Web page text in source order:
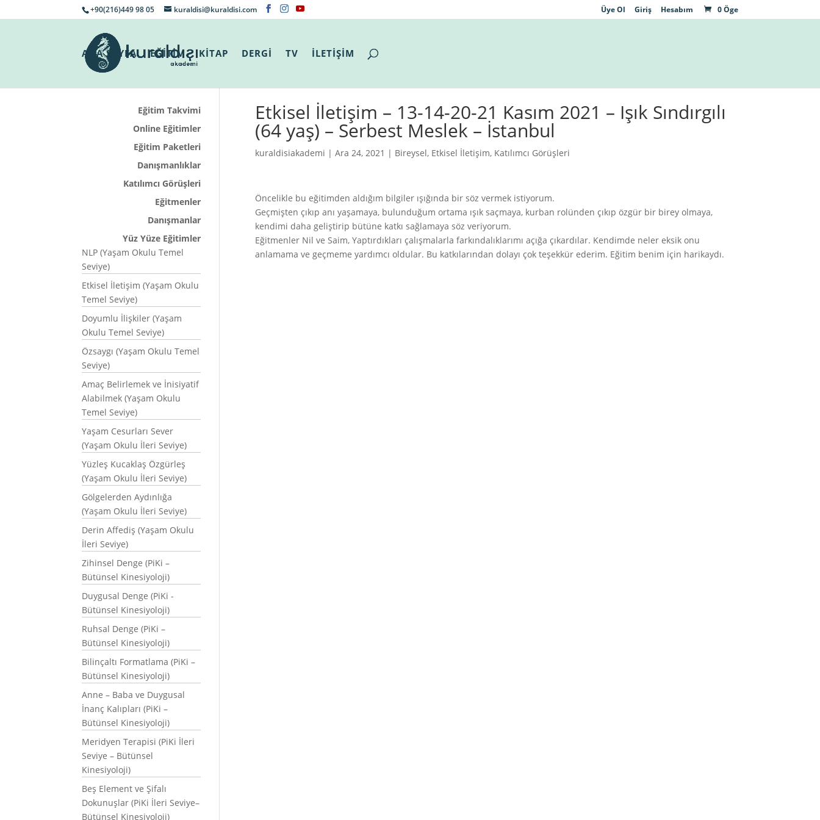
+90(216)449 98 05 kuraldisi@kuraldisi.com Üye Ol Giriş Hesabım 0 Öge
ANA SAYFA EĞİTİM KİTAP DERGİ TV İLETİŞİM
Etkisel İletişim – 13-14-20-21 Kasım 2021 – Işık Sındırgılı
(64 yaş) – Serbest Meslek – İstanbul
kuraldisiakademi | Ara 24, 2021 | Bireysel, Etkisel İletişim, Katılımcı Görüşleri
Öncelikle bu eğitimden aldığım bilgiler ışığında bir söz vermek istiyorum.
Geçmişten çıkıp anı yaşamaya, bulunduğum ortama ışık saçmaya, kurban rolünden çıkıp özgür bir birey olmaya,
kendimi daha geliştirip bütüne katkı sağlamaya söz veriyorum.
Eğitmenler Nil ve Saim, Yaptırdıkları çalışmalarla farkındalıklarımı açığa çıkardılar. Kendimde neler eksik onu
anlamama ve geçmeme yardımcı oldular. Bu katkılarından dolayı çok teşekkür ederim. Eğitim benim için harikaydı.
Eğitim Takvimi
Online Eğitimler
Eğitim Paketleri
Danışmanlıklar
Katılımcı Görüşleri
Eğitmenler
Danışmanlar
Yüz Yüze Eğitimler
NLP (Yaşam Okulu Temel
Seviye)
Etkisel İletişim (Yaşam Okulu
Temel Seviye)
Doyumlu İlişkiler (Yaşam
Okulu Temel Seviye)
Özsaygı (Yaşam Okulu Temel
Seviye)
Amaç Belirlemek ve İnisiyatif
Alabilmek (Yaşam Okulu
Temel Seviye)
Yaşam Cesurları Sever
(Yaşam Okulu İleri Seviye)
Yüzleş Kucaklaş Özgürleş
(Yaşam Okulu İleri Seviye)
Gölgelerden Aydınlığa
(Yaşam Okulu İleri Seviye)
Derin Affediş (Yaşam Okulu
İleri Seviye)
Zihinsel Denge (PiKi –
Bütünsel Kinesiyoloji)
Duygusal Denge (PiKi -
Bütünsel Kinesiyoloji)
Ruhsal Denge (PiKi –
Bütünsel Kinesiyoloji)
Bilinçaltı Formatlama (PiKi –
Bütünsel Kinesiyoloji)
Anne – Baba ve Duygusal
İnanç Kalıpları (PiKi –
Bütünsel Kinesiyoloji)
Meridyen Terapisi (PiKi İleri
Seviye – Bütünsel
Kinesiyoloji)
Beş Element ve Şifalı
Dokunuşlar (PiKi İleri Seviye–
Bütünsel Kinesiyoloji)